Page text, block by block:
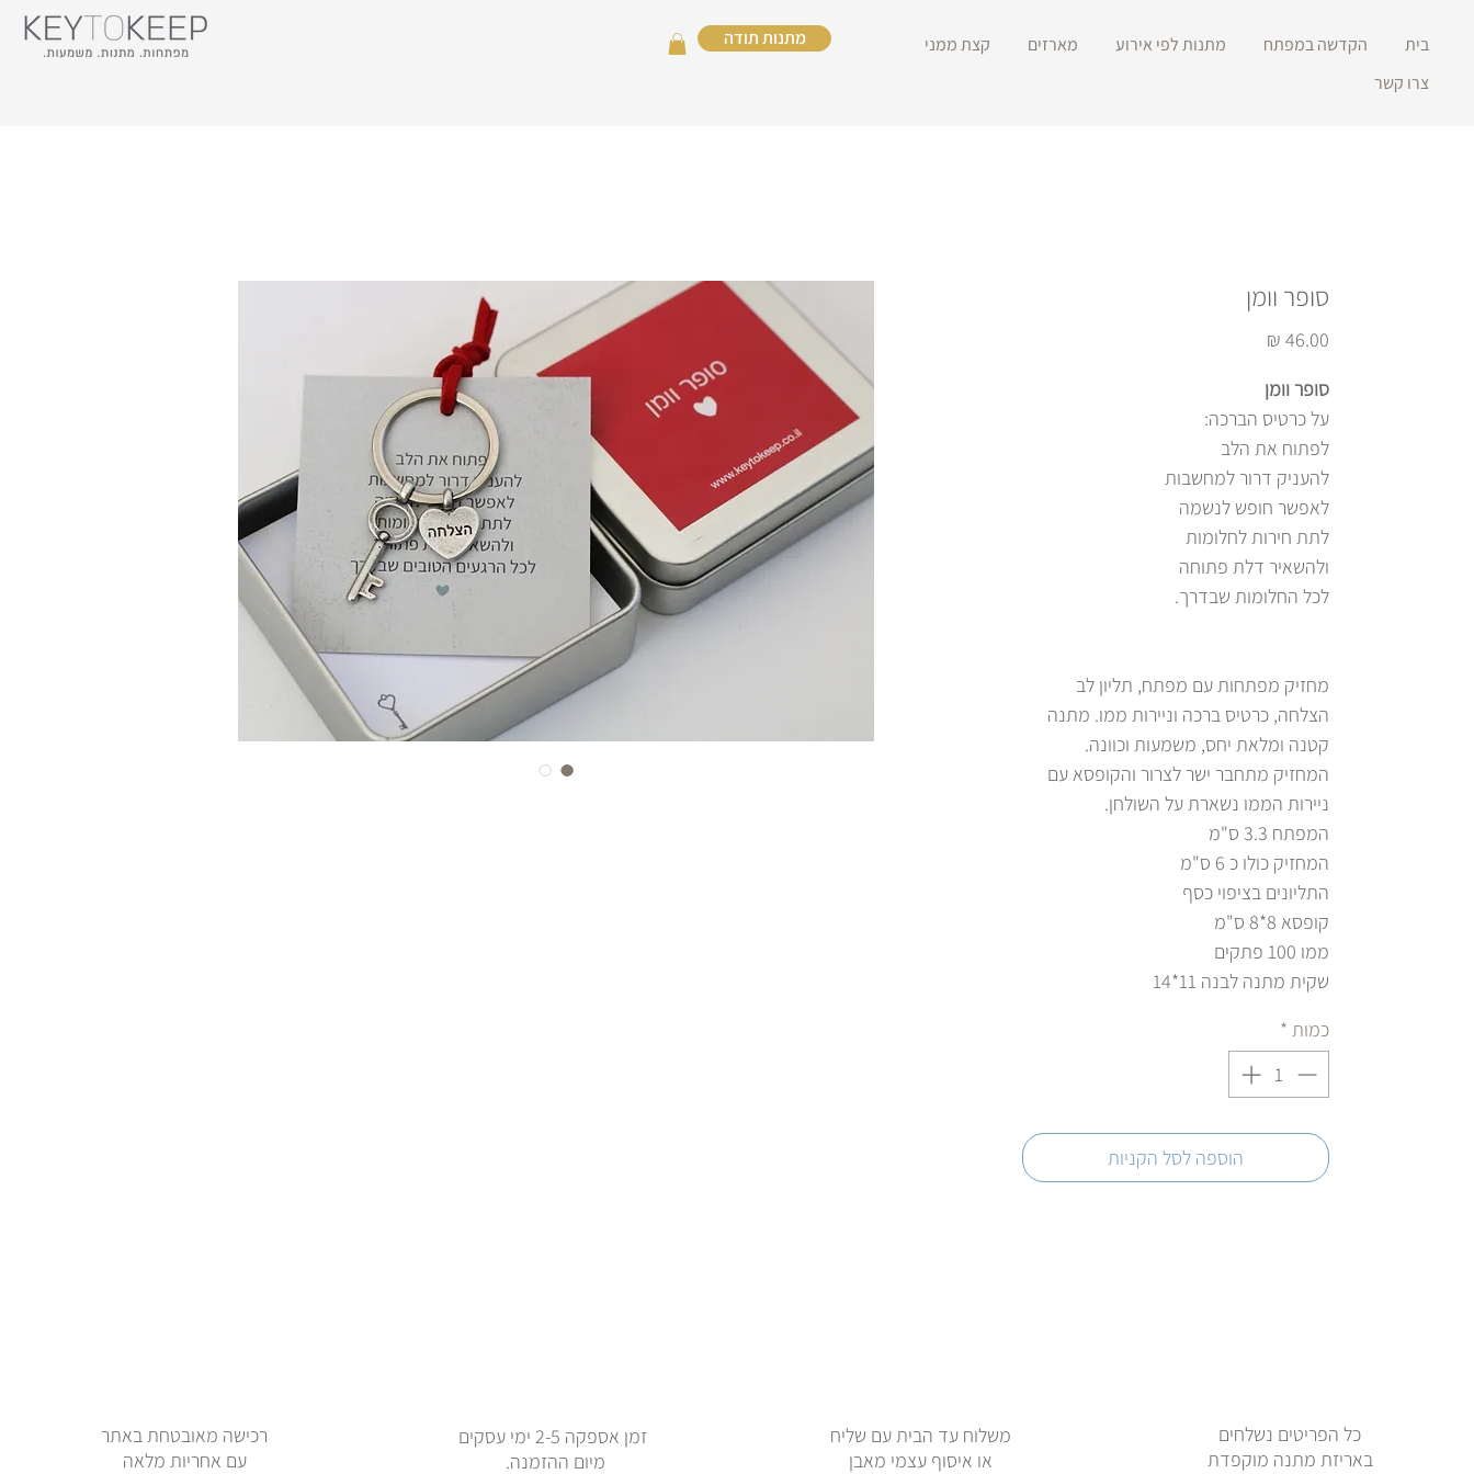
מתנות תודה בית הקדשה במפתח מתנות לפי אירוע מארזים
קצת ממני
צרו קשר
סופר וומן
סופר וומן
על כרטיס הברכה:
לפתוח את הלב
להעניק דרור למחשבות
לאפשר חופש לנשמה
לתת חירות לחלומות
ולהשאיר דלת פתוחה
לכל החלומות שבדרך.
מחזיק מפתחות עם מפתח, תליון לב
הצלחה, כרטיס ברכה וניירות ממו. מתנה
קטנה ומלאת יחס, משמעות וכוונה.
המחזיק מתחבר ישר לצרור והקופסא עם
ניירות הממו נשארת על השולחן.
המפתח 3.3 ס"מ
המחזיק כולו כ 6 ס"מ
התליונים בציפוי כסף
קופסא 8*8 ס"מ
ממו 100 פתקים
שקית מתנה לבנה 11*14
כמות *
הוספה לסל הקניות
רכישה מאובטחת באתר
עם אחריות מלאה
זמן אספקה 2-5 ימי עסקים
מיום ההזמנה.
משלוח עד הבית עם שליח
או איסוף עצמי מאבן
כל הפריטים נשלחים
באריזת מתנה מוקפדת